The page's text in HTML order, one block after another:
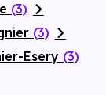
(3)
(3)
Esery (3)